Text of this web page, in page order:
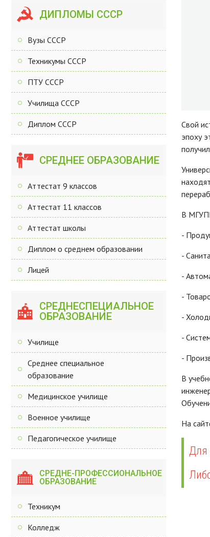
ДИПЛОМЫ СССР
Вузы СССР
Техникумы СССР
ПТУ СССР
Училища СССР
Диплом СССР
СРЕДНЕЕ ОБРАЗОВАНИЕ
Аттестат 9 классов
Аттестат 11 классов
Аттестат школы
Диплом о среднем образовании
Лицей
СРЕДНЕСПЕЦИАЛЬНОЕ
ОБРАЗОВАНИЕ
Училище
Среднее специальное
образование
Медицинское училище
Военное училище
Педагогическое училище
СРЕДНЕ-ПРОФЕССИОНАЛЬНОЕ
ОБРАЗОВАНИЕ
Техникум
Колледж
Свой
эпоху
В
-
-
-
-
-
-
-
В
На
Для